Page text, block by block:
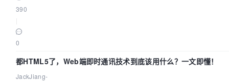
390
0
都HTML5了，Web端即时通讯技术到底该用什么？一文即懂！
JackJiang-